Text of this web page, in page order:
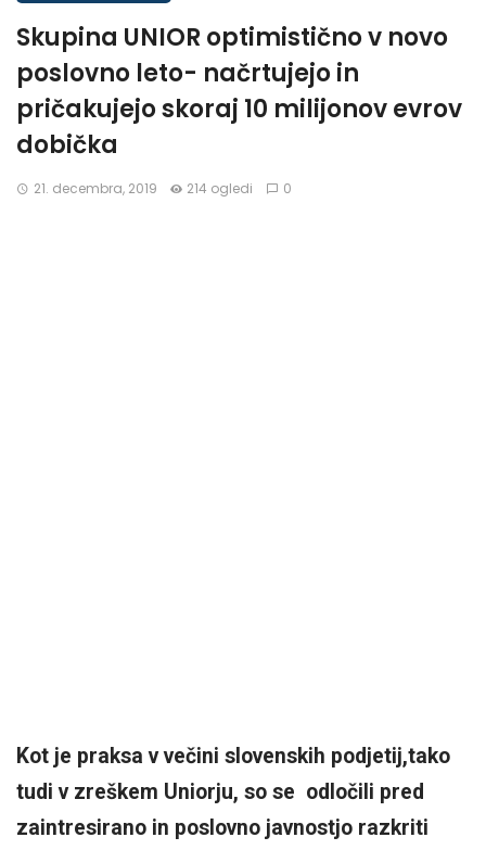
Skupina UNIOR optimistično v novo
poslovno leto- načrtujejo in
pričakujejo skoraj 10 milijonov evrov
dobička
21. decembra, 2019 214 ogledi 0
Kot je praksa v večini slovenskih podjetij,tako
tudi v zreškem Uniorju, so se odločili pred
zaintresirano in poslovno javnostjo razkriti